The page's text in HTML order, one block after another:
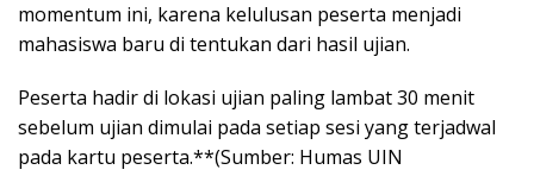
momentum ini, karena kelulusan peserta menjadi
mahasiswa baru di tentukan dari hasil ujian.
Peserta hadir di lokasi ujian paling lambat 30 menit
sebelum ujian dimulai pada setiap sesi yang terjadwal
pada kartu peserta.**(Sumber: Humas UIN